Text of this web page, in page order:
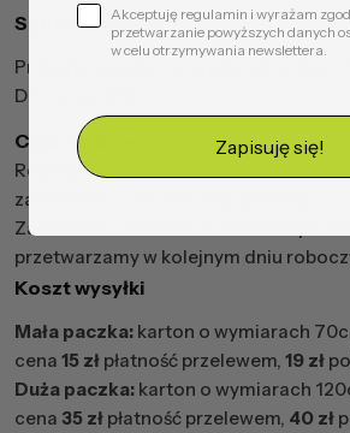
Sposób wysyłki
Przesyłki wysyłamy za
DHL oraz UPS.
Czas realizacji zamówień
Realizacja trwa od 2 do 5 dni
zamówienia i otrzymania płatności.
Zamówienia złożone w weekendy lub
przetwarzamy w kolejnym dniu
Koszt wysyłki
Mała paczka: karton o wymiarach
cena 15 zł płatność przelewem, 19 zł
Duża paczka: karton o wymiarach
cena 35 zł płatność przelewem, 40 zł
Akceptuję regulamin i wyrażam
przetwarzanie powyższych danych
w celu otrzymywania newslettera.
Zapisuję się!